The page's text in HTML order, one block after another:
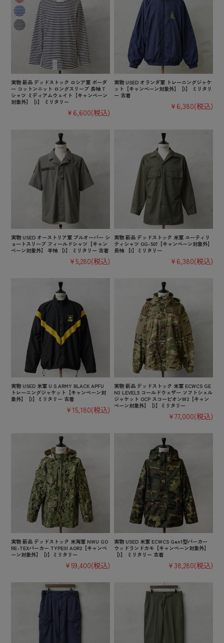
実物 新品 デッドストック ロシア軍 ボーダ
ー コットンニット ロングスリーブ 長袖 T
シャツ ミディアムウェイト【キャンペーン
対象外】【I】 ミリタリー
¥6,600(税込)
実物 USED オランダ軍 トレーニングジャケ
ット【キャンペーン対象外】【I】 ミリタリ
ー 古着
¥6,380(税込)
実物 USED オーストリア軍 プルオーバー シ
ョートスリーブ フィールドシャツ【キャン
ペーン対象外】 半袖 【I】 ミリタリー 古着
¥5,280(税込)
実物 新品 デッドストック 米軍 ユーティリ
ティシャツ OG-507【キャンペーン対象外】
長袖 【I】ミリタリー
¥6,380(税込)
実物 USED 米軍 U.S.ARMY BLACK APFU
トレーニングジャケット【キャンペーン対
象外】【I】ミリタリー 古着
¥15,180(税込)
実物 新品 デッドストック 米軍 ECWCS GE
N3 LEVEL5 コールドウェザー ソフトシェル
ジャケット OCP スコーピオンW2【キャン
ペーン対象外】【I】ミリタリー
¥77,000(税込)
実物 新品 デッドストック 米海軍 NWU GO
RE-TEXパーカー TYPEIII AOR2【キャンペ
ーン対象外】【I】ミリタリー
¥59,400(税込)
実物 USED 米軍 ECWCS Gen1型パーカー
ウッドランドカモ【キャンペーン対象外】
【I】 ミリタリー 古着
¥38,280(税込)